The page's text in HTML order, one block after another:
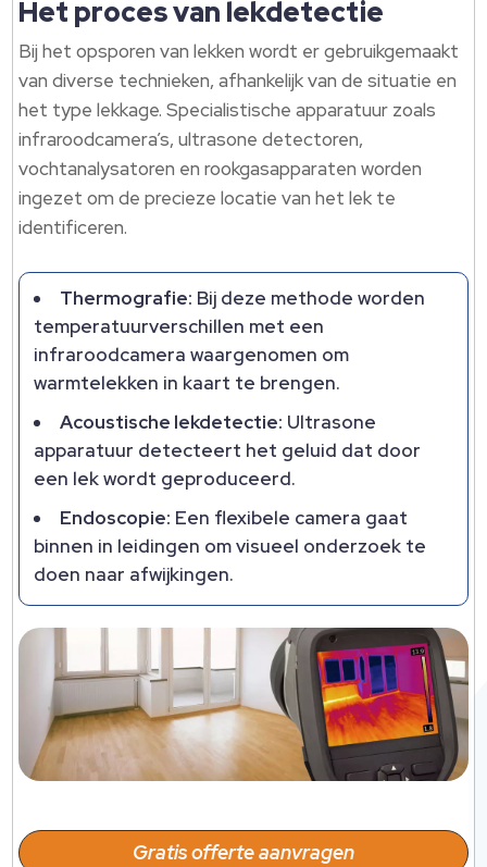
Het proces van lekdetectie
Bij het opsporen van lekken wordt er gebruikgemaakt
van diverse technieken, afhankelijk van de situatie en
het type lekkage.​ Specialistische apparatuur zoals
infraroodcamera’s, ultrasone detectoren,
vochtanalysatoren en rookgasapparaten worden
ingezet om de precieze locatie van het lek te
identificeren.​
Thermografie: Bij deze methode worden
temperatuurverschillen met een
infraroodcamera waargenomen om
warmtelekken in kaart te brengen.​
Acoustische lekdetectie: Ultrasone
apparatuur detecteert het geluid dat door
een lek wordt geproduceerd.​
Endoscopie: Een flexibele camera gaat
binnen in leidingen om visueel onderzoek te
doen naar afwijkingen.​
Gratis offerte aanvragen